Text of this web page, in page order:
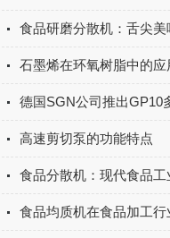
石墨烯在环氧树脂中的应
高速剪切泵的功能特点